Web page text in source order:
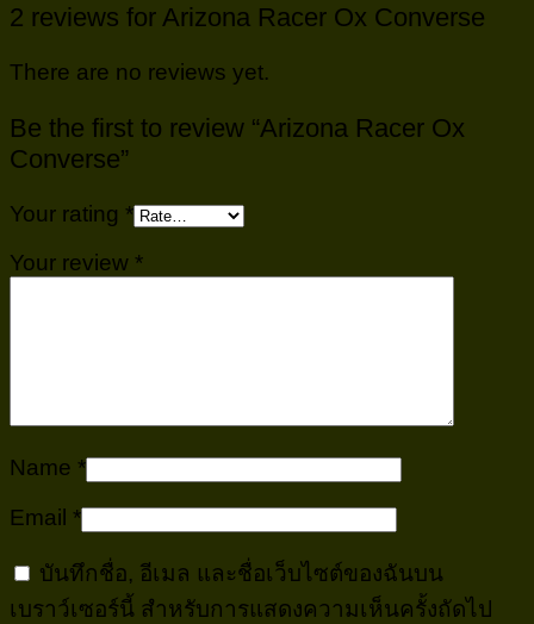
2 reviews for Arizona Racer Ox Converse
There are no reviews yet.
Be the first to review “Arizona Racer Ox
Converse”
Your rating *
Your review *
Name *
Email *
บันทึกชื่อ, อีเมล และชื่อเว็บไซต์ของฉันบน
เบราว์เซอร์นี้ สำหรับการแสดงความเห็นครั้งถัดไป